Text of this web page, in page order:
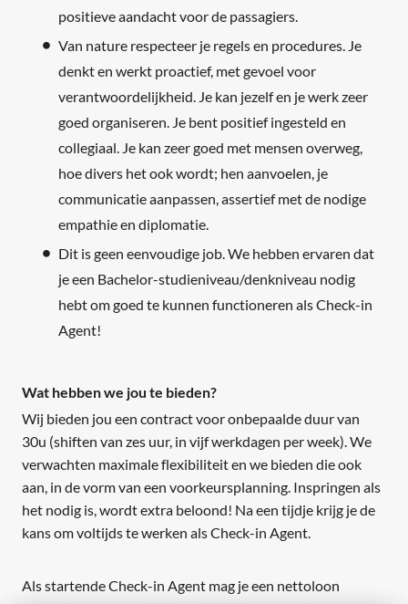
positieve aandacht voor de passagiers.
Van nature respecteer je regels en procedures. Je
denkt en werkt proactief, met gevoel voor
verantwoordelijkheid. Je kan jezelf en je werk zeer
goed organiseren. Je bent positief ingesteld en
collegiaal. Je kan zeer goed met mensen overweg,
hoe divers het ook wordt; hen aanvoelen, je
communicatie aanpassen, assertief met de nodige
empathie en diplomatie.
Dit is geen eenvoudige job. We hebben ervaren dat
je een Bachelor-studieniveau/denkniveau nodig
hebt om goed te kunnen functioneren als Check-in
Agent!
Wat hebben we jou te bieden?
Wij bieden jou een contract voor onbepaalde duur van
30u (shiften van zes uur, in vijf werkdagen per week). We
verwachten maximale flexibiliteit en we bieden die ook
aan, in de vorm van een voorkeursplanning. Inspringen als
het nodig is, wordt extra beloond! Na een tijdje krijg je de
kans om voltijds te werken als Check-in Agent.
Als startende Check-in Agent mag je een nettoloon